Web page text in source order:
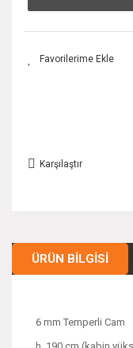
Karşılaştır
ÜRÜN BILGISI
6 mm Temperli Cam